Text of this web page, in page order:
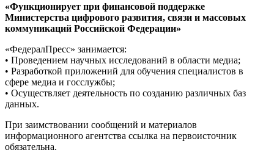
«Функционирует при финансовой поддержке
Министерства цифрового развития, связи и массовых
коммуникаций Российской Федерации»
«ФедералПресс» занимается:
• Проведением научных исследований в области медиа;
• Разработкой приложений для обучения специалистов в
сфере медиа и госслужбы;
• Осуществляет деятельность по созданию различных баз
данных.
При заимствовании сообщений и материалов
информационного агентства ссылка на первоисточник
обязательна.